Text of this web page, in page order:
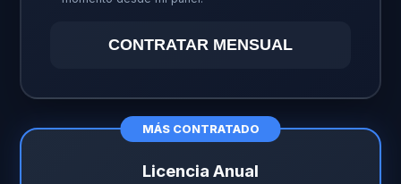
CONTRATAR MENSUAL
MÁS CONTRATADO
Licencia Anual